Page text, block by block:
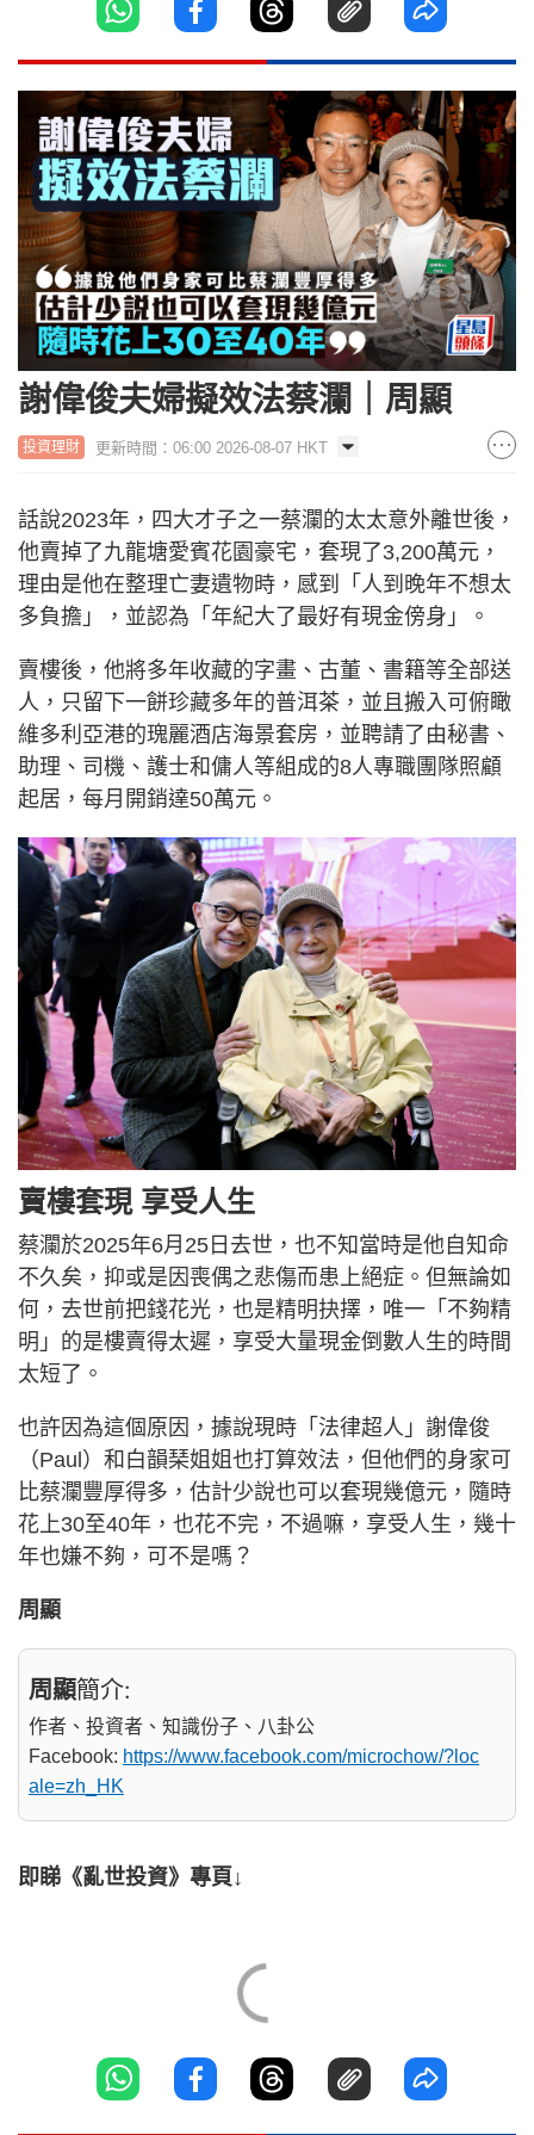
謝偉俊夫婦擬效法蔡瀾｜周顯
投資理財 更新時間：06:00 2026-08-07 HKT
話說2023年，四大才子之一蔡瀾的太太意外離世後，
他賣掉了九龍塘愛賓花園豪宅，套現了3,200萬元，
理由是他在整理亡妻遺物時，感到「人到晚年不想太
多負擔」，並認為「年紀大了最好有現金傍身」。
賣樓後，他將多年收藏的字畫、古董、書籍等全部送
人，只留下一餅珍藏多年的普洱茶，並且搬入可俯瞰
維多利亞港的瑰麗酒店海景套房，並聘請了由秘書、
助理、司機、護士和傭人等組成的8人專職團隊照顧
起居，每月開銷達50萬元。
賣樓套現 享受人生
蔡瀾於2025年6月25日去世，也不知當時是他自知命
不久矣，抑或是因喪偶之悲傷而患上絕症。但無論如
何，去世前把錢花光，也是精明抉擇，唯一「不夠精
明」的是樓賣得太遲，享受大量現金倒數人生的時間
太短了。
也許因為這個原因，據說現時「法律超人」謝偉俊
（Paul）和白韻琹姐姐也打算效法，但他們的身家可
比蔡瀾豐厚得多，估計少說也可以套現幾億元，隨時
花上30至40年，也花不完，不過嘛，享受人生，幾十
年也嫌不夠，可不是嗎？
周顯
周顯簡介:
作者、投資者、知識份子、八卦公
Facebook: https://www.facebook.com/microchow/?loc
ale=zh_HK
即睇《亂世投資》專頁↓